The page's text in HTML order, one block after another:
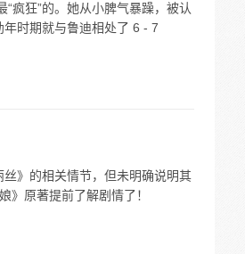
疯狂”的。她从小脾气暴躁，被认
年时期就与鲁迪相处了 6 - 7
》的相关情节，但未明确说明其
》原著提前了解剧情了！